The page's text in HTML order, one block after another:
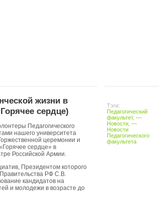
Тэги:
Педагогический
факультет, —
Новости, —
Новости
Педагогического
факультета
жизни в
сердце)
Педагогического
нашего университета
церемонии и
сердце» в
Российской Армии.
Президентом которого
РФ С.В.
кандидатов на
и молодежи в возрасте до